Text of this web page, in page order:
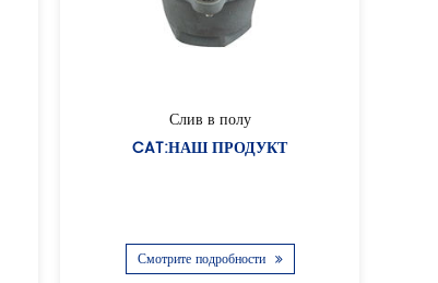
Слив в полу
CAT:НАШ ПРОДУКТ
Смотрите подробности